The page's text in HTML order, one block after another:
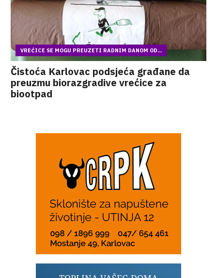
VREĆICE SE MOGU PREUZETI RADNIM DANOM OD...
Čistoća Karlovac podsjeća građane da
preuzmu biorazgradive vrećice za
biootpad